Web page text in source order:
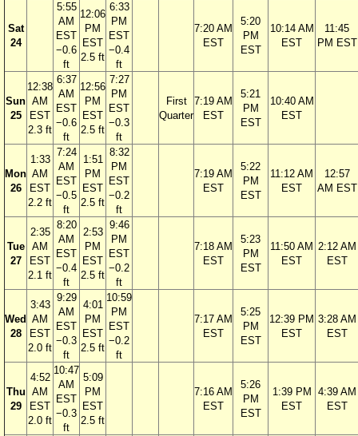
Sat
24
5:55
AM
EST
−0.6
ft
12:06
PM
EST
2.5 ft
6:33
PM
EST
−0.4
ft
7:20 AM
EST
5:20
PM
EST
10:14 AM
EST
11:45
PM EST
Sun
25
12:38
AM
EST
2.3 ft
6:37
AM
EST
−0.6
ft
12:56
PM
EST
2.5 ft
7:27
PM
EST
−0.3
ft
First
Quarter
7:19 AM
EST
5:21
PM
EST
10:40 AM
EST
Mon
26
1:33
AM
EST
2.2 ft
7:24
AM
EST
−0.5
ft
1:51
PM
EST
2.5 ft
8:32
PM
EST
−0.2
ft
7:19 AM
EST
5:22
PM
EST
11:12 AM
EST
12:57
AM EST
Tue
27
2:35
AM
EST
2.1 ft
8:20
AM
EST
−0.4
ft
2:53
PM
EST
2.5 ft
9:46
PM
EST
−0.2
ft
7:18 AM
EST
5:23
PM
EST
11:50 AM
EST
2:12 AM
EST
Wed
28
3:43
AM
EST
2.0 ft
9:29
AM
EST
−0.3
ft
4:01
PM
EST
2.5 ft
10:59
PM
EST
−0.2
ft
7:17 AM
EST
5:25
PM
EST
12:39 PM
EST
3:28 AM
EST
Thu
29
4:52
AM
EST
2.0 ft
10:47
AM
EST
−0.3
ft
5:09
PM
EST
2.5 ft
7:16 AM
EST
5:26
PM
EST
1:39 PM
EST
4:39 AM
EST